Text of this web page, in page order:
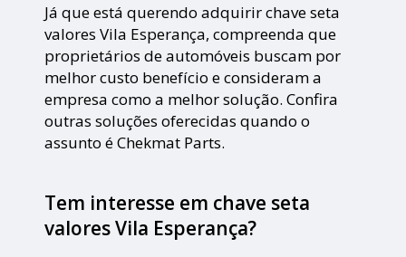
Já que está querendo adquirir chave seta
valores Vila Esperança, compreenda que
proprietários de automóveis buscam por
melhor custo benefício e consideram a
empresa como a melhor solução. Confira
outras soluções oferecidas quando o
assunto é Chekmat Parts.
Tem interesse em chave seta
valores Vila Esperança?